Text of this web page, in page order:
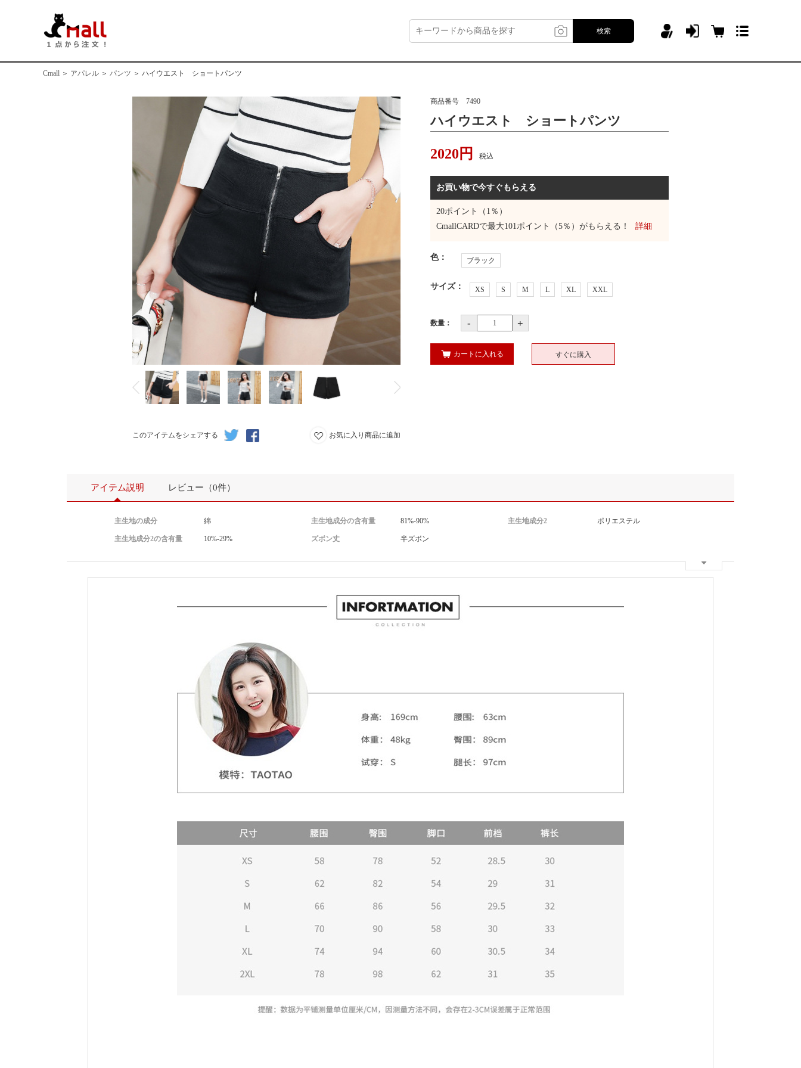
検索
Cmall ＞ アパレル ＞ パンツ ＞ ハイウエスト ショートパンツ
このアイテムをシェアする お気に入り商品に追加
商品番号 7490
ハイウエスト ショートパンツ
2020 円 税込
お買い物で今すぐもらえる
20ポイント（1％）
CmallCARDで最大101ポイント（5％）がもらえる！ 詳細
色： ブラック
サイズ： XS S M L XL XXL
数量： - +
カートに入れる すぐに購入
アイテム説明 レビュー（0件）
主生地の成分 綿 主生地成分の含有量 81%-90% 主生地成分2 ポリエステル
主生地成分2の含有量 10%-29% ズボン丈 半ズボン